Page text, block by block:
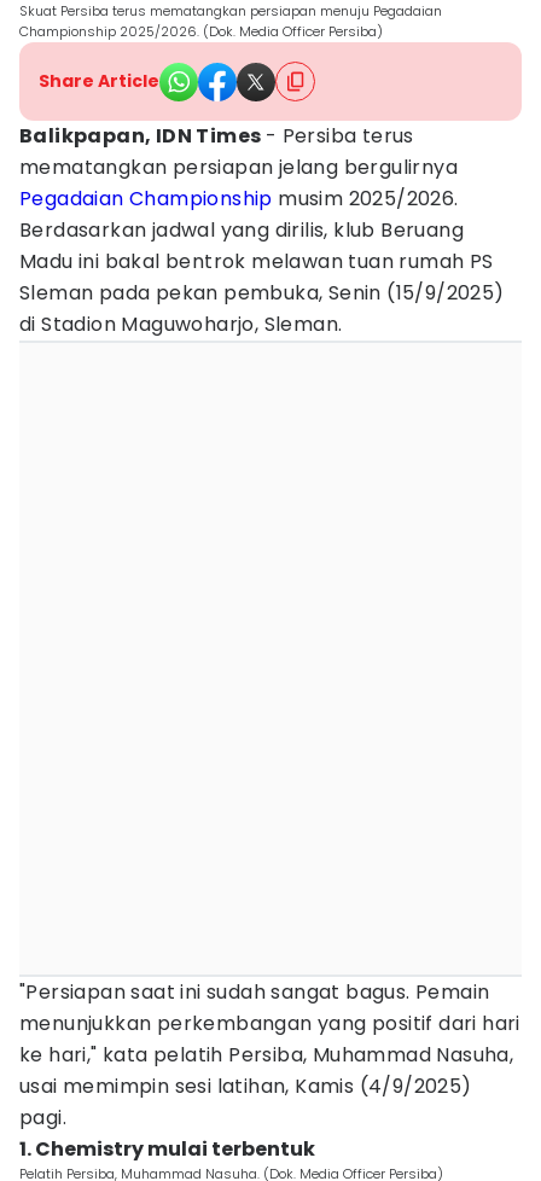
Skuat Persiba terus mematangkan persiapan menuju Pegadaian
Championship 2025/2026. (Dok. Media Officer Persiba)
Share Article
Balikpapan, IDN Times - Persiba terus
mematangkan persiapan jelang bergulirnya
Pegadaian Championship musim 2025/2026.
Berdasarkan jadwal yang dirilis, klub Beruang
Madu ini bakal bentrok melawan tuan rumah PS
Sleman pada pekan pembuka, Senin (15/9/2025)
di Stadion Maguwoharjo, Sleman.
"Persiapan saat ini sudah sangat bagus. Pemain
menunjukkan perkembangan yang positif dari hari
ke hari," kata pelatih Persiba, Muhammad Nasuha,
usai memimpin sesi latihan, Kamis (4/9/2025)
pagi.
1. Chemistry mulai terbentuk
Pelatih Persiba, Muhammad Nasuha. (Dok. Media Officer Persiba)